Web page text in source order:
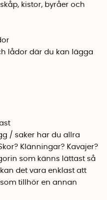
kistor, byråer och
lådor där du kan lägga
/ saker har du allra
Klänningar? Kavajer?
som känns lättast så
det vara enklast att
tillhör en annan